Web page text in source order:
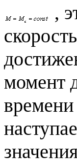
,
момент
времени